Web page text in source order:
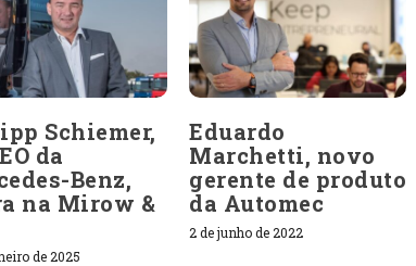
Schiemer,
da
Benz,
na Mirow &
de 2025
Eduardo
Marchetti, novo
gerente de produto
da Automec
2 de junho de 2022